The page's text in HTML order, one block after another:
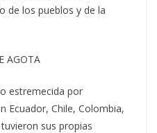
de los pueblos y de la
AGOTA
estremecida por
Ecuador, Chile, Colombia,
sus propias